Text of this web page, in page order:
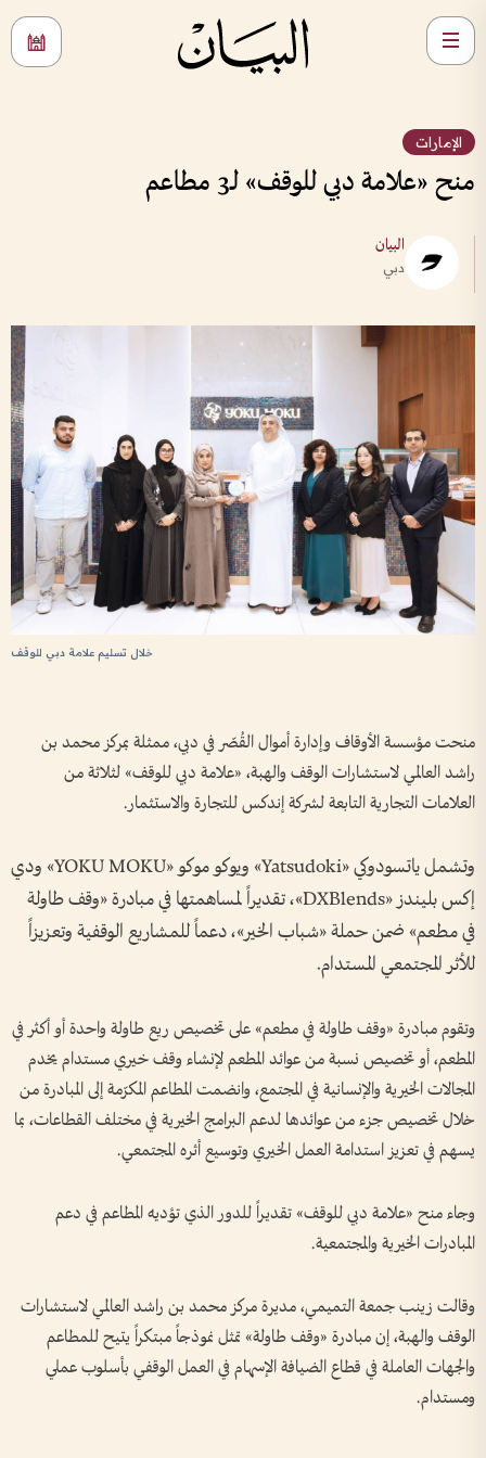
الإمارات
منح «علامة دبي للوقف» لـ3 مطاعم
البيان
دبي
خلال تسليم علامة دبي للوقف
منحت مؤسسة الأوقاف وإدارة أموال القُصّر في دبي، ممثلة بمركز محمد بن
راشد العالمي لاستشارات الوقف والهبة، «علامة دبي للوقف» لثلاثة من
العلامات التجارية التابعة لشركة إندكس للتجارة والاستثمار.
وتشمل ياتسودوكي «Yatsudoki» ويوكو موكو «YOKU MOKU» ودي
إكس بليندز «DXBlends»، تقديراً لمساهمتها في مبادرة «وقف طاولة
في مطعم» ضمن حملة «شباب الخير»، دعماً للمشاريع الوقفية وتعزيزاً
للأثر المجتمعي المستدام.
وتقوم مبادرة «وقف طاولة في مطعم» على تخصيص ريع طاولة واحدة أو أكثر في
المطعم، أو تخصيص نسبة من عوائد المطعم لإنشاء وقف خيري مستدام يخدم
المجالات الخيرية والإنسانية في المجتمع، وانضمت المطاعم المكرّمة إلى المبادرة من
خلال تخصيص جزء من عوائدها لدعم البرامج الخيرية في مختلف القطاعات، بما
يسهم في تعزيز استدامة العمل الخيري وتوسيع أثره المجتمعي.
وجاء منح «علامة دبي للوقف» تقديراً للدور الذي تؤديه المطاعم في دعم
المبادرات الخيرية والمجتمعية.
وقالت زينب جمعة التميمي، مديرة مركز محمد بن راشد العالمي لاستشارات
الوقف والهبة، إن مبادرة «وقف طاولة» تمثل نموذجاً مبتكراً يتيح للمطاعم
والجهات العاملة في قطاع الضيافة الإسهام في العمل الوقفي بأسلوب عملي
ومستدام.